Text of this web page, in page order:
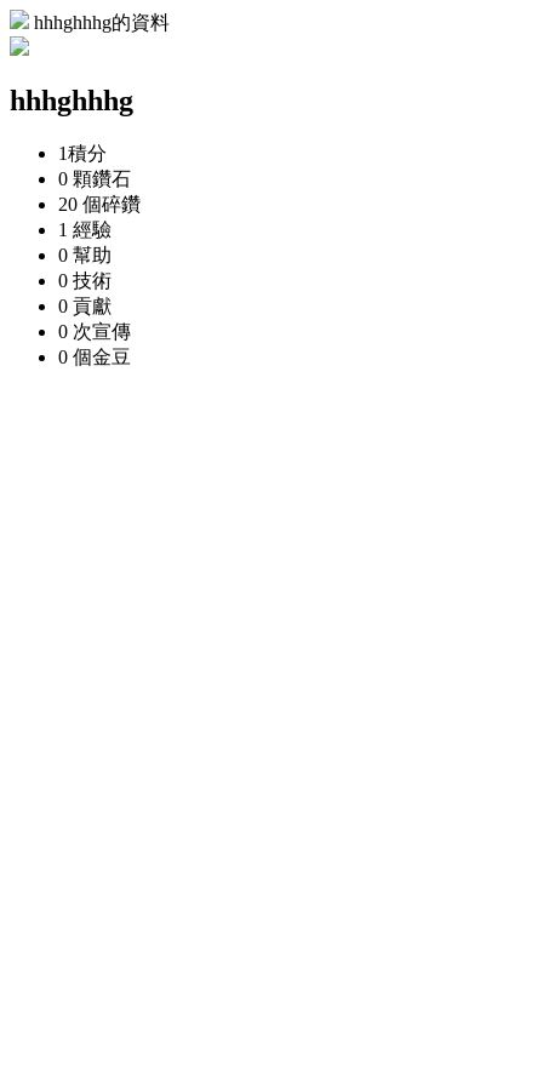
hhhghhhg的資料
hhhghhhg
1積分
0 顆鑽石
20 個碎鑽
1 經驗
0 幫助
0 技術
0 貢獻
0 次宣傳
0 個金豆